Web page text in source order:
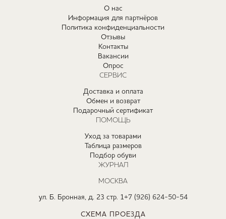
О нас
Информация для партнёров
Политика конфиденциальности
Отзывы
Контакты
Вакансии
Опрос
СЕРВИС
Доставка и оплата
Обмен и возврат
Подарочный сертификат
ПОМОЩЬ
Уход за товарами
Таблица размеров
Подбор обуви
ЖУРНАЛ
МОСКВА
ул. Б. Бронная, д. 23 стр. 1+7 (926) 624-50-54
СХЕМА ПРОЕЗДА